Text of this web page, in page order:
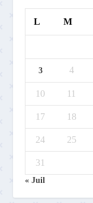
L M
3 4
10 11
17 18
24 25
31
« Juil